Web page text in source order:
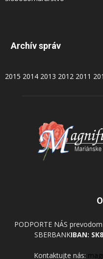
Archív správ
2015 2014 2013 2012 2011
PODPORTE NÁS
SBERBANKIBAN:
Kontaktujte nás: